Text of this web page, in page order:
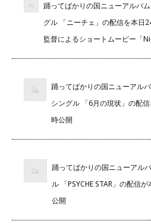
踊ってばかりの国ニューアルバ
グル 「ニーチェ」の配信を本日
監督によるショートムービー「
踊ってばかりの国ニューアル
シングル 「6月の現状」の配
時公開
踊ってばかりの国ニューアル
ル 「PSYCHE STAR」の配信
公開